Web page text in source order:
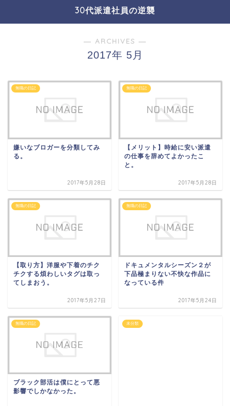
30代派遣社員の逆襲
― ARCHIVES ―
2017年 5月
無職の日記
嫌いなブロガーを分類してみ
る。
2017年5月28日
無職の日記
【メリット】時給に安い派遣
の仕事を辞めてよかったこ
と。
2017年5月28日
無職の日記
【取り方】洋服や下着のチク
チクする煩わしいタグは取っ
てしまおう。
2017年5月27日
無職の日記
ドキュメンタルシーズン２が
下品極まりない不快な作品に
なっている件
2017年5月24日
無職の日記
ブラック部活は僕にとって悪
影響でしかなかった。
未分類